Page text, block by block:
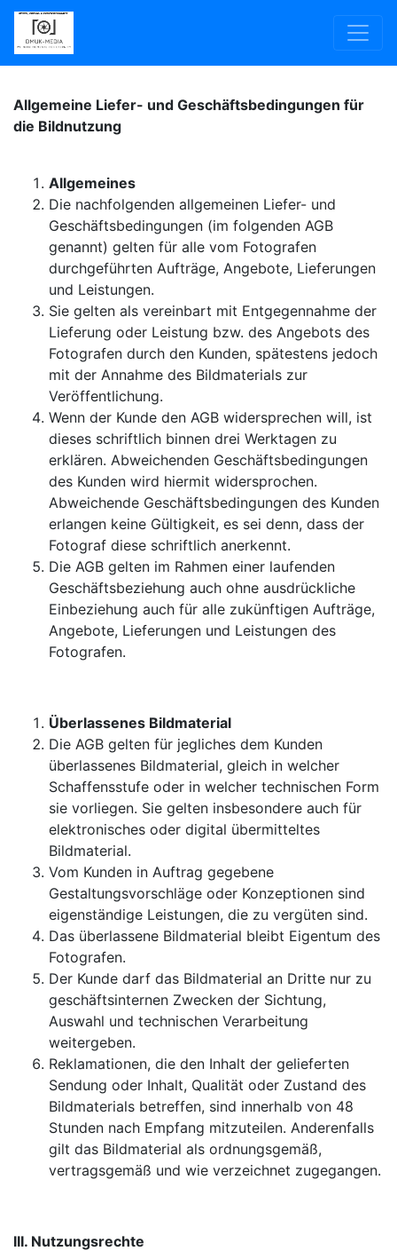
Allgemeine Liefer- und Geschäftsbedingungen für
die Bildnutzung
Allgemeines
Die nachfolgenden allgemeinen Liefer- und
Geschäftsbedingungen (im folgenden AGB
genannt) gelten für alle vom Fotografen
durchgeführten Aufträge, Angebote, Lieferungen
und Leistungen.
Sie gelten als vereinbart mit Entgegennahme der
Lieferung oder Leistung bzw. des Angebots des
Fotografen durch den Kunden, spätestens jedoch
mit der Annahme des Bildmaterials zur
Veröffentlichung.
Wenn der Kunde den AGB widersprechen will, ist
dieses schriftlich binnen drei Werktagen zu
erklären. Abweichenden Geschäftsbedingungen
des Kunden wird hiermit widersprochen.
Abweichende Geschäftsbedingungen des Kunden
erlangen keine Gültigkeit, es sei denn, dass der
Fotograf diese schriftlich anerkennt.
Die AGB gelten im Rahmen einer laufenden
Geschäftsbeziehung auch ohne ausdrückliche
Einbeziehung auch für alle zukünftigen Aufträge,
Angebote, Lieferungen und Leistungen des
Fotografen.
Überlassenes Bildmaterial
Die AGB gelten für jegliches dem Kunden
überlassenes Bildmaterial, gleich in welcher
Schaffensstufe oder in welcher technischen Form
sie vorliegen. Sie gelten insbesondere auch für
elektronisches oder digital übermitteltes
Bildmaterial.
Vom Kunden in Auftrag gegebene
Gestaltungsvorschläge oder Konzeptionen sind
eigenständige Leistungen, die zu vergüten sind.
Das überlassene Bildmaterial bleibt Eigentum des
Fotografen.
Der Kunde darf das Bildmaterial an Dritte nur zu
geschäftsinternen Zwecken der Sichtung,
Auswahl und technischen Verarbeitung
weitergeben.
Reklamationen, die den Inhalt der gelieferten
Sendung oder Inhalt, Qualität oder Zustand des
Bildmaterials betreffen, sind innerhalb von 48
Stunden nach Empfang mitzuteilen. Anderenfalls
gilt das Bildmaterial als ordnungsgemäß,
vertragsgemäß und wie verzeichnet zugegangen.
III. Nutzungsrechte